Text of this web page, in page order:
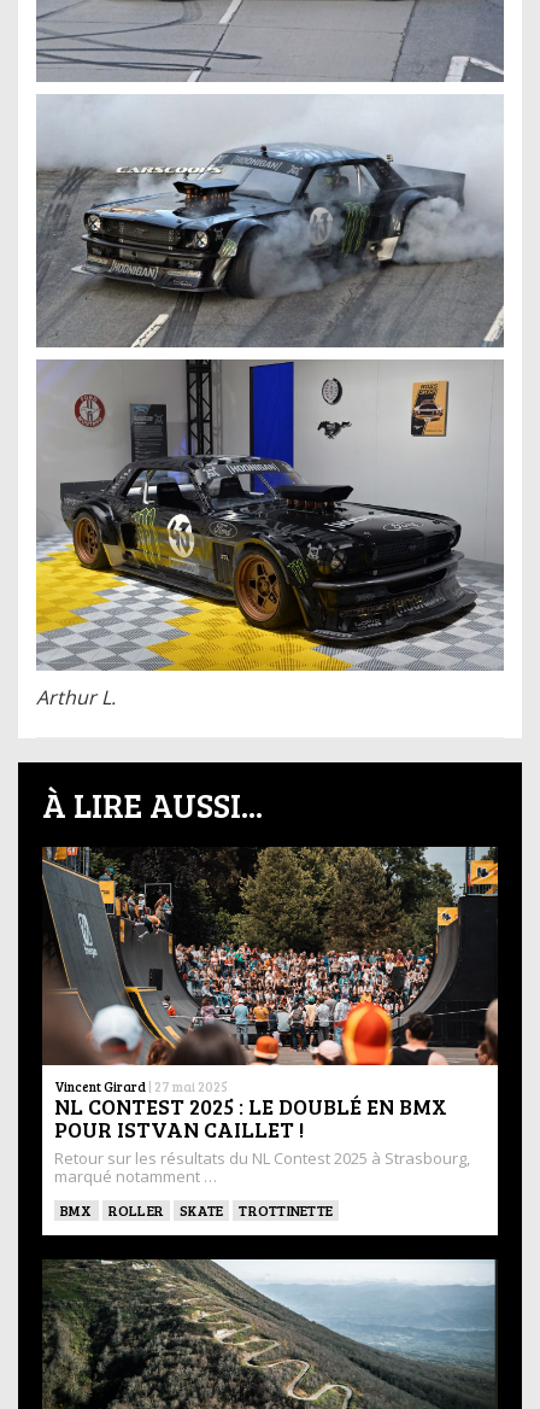
Arthur L.
À LIRE AUSSI...
Vincent Girard | 27 mai 2025
NL CONTEST 2025 : LE DOUBLÉ EN BMX
POUR ISTVAN CAILLET !
Retour sur les résultats du NL Contest 2025 à Strasbourg,
marqué notamment …
BMX ROLLER SKATE TROTTINETTE